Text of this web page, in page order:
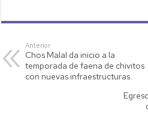
at
s
A
p
tt p
Li
nk
ail m
ar
tir
Anterior
Chos Malal da inicio a la
temporada de faena de chivitos
con nuevas infraestructuras.